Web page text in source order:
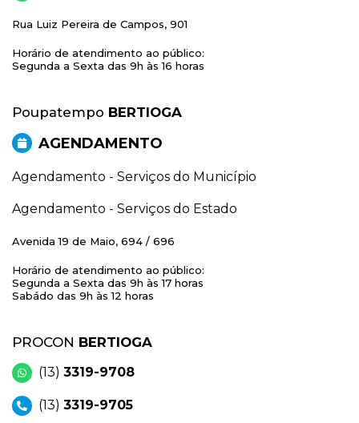
Rua Luiz Pereira de Campos, 901
Horário de atendimento ao público:
Segunda a Sexta das 9h às 16 horas
Poupatempo BERTIOGA
AGENDAMENTO
Agendamento - Serviços do Município
Agendamento - Serviços do Estado
Avenida 19 de Maio, 694 / 696
Horário de atendimento ao público:
Segunda a Sexta das 9h às 17 horas
Sabádo das 9h às 12 horas
PROCON BERTIOGA
(13) 3319-9708
(13) 3319-9705